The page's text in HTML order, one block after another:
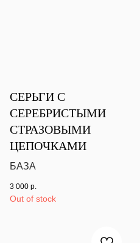
СЕРЬГИ С
СЕРЕБРИСТЫМИ
СТРАЗОВЫМИ
ЦЕПОЧКАМИ
БАЗА
3 000 р.
Out of stock